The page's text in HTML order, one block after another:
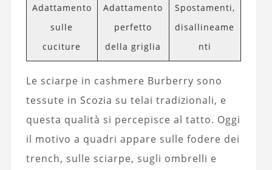
Adattamento
sulle
cuciture
Adattamento
perfetto
della griglia
Spostamenti,
disallineame
nti
Le sciarpe in cashmere Burberry sono
tessute in Scozia su telai tradizionali, e
questa qualità si percepisce al tatto. Oggi
il motivo a quadri appare sulle fodere dei
trench, sulle sciarpe, sugli ombrelli e